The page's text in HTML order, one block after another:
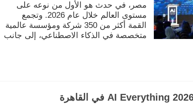
مصر، في حدث هو الأول من نوعه على
مستوى العالم خلال عام 2026. وتجمع
القمة أكثر من 350 شركة ومؤسسة عالمية
متخصصة في الذكاء الاصطناعي، إلى جانب